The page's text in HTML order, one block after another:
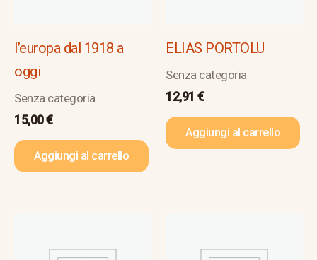
l’europa dal 1918 a
oggi
Senza categoria
15,00€
Aggiungi al carrello
ELIAS PORTOLU
Senza categoria
12,91 €
Aggiungi al carrello